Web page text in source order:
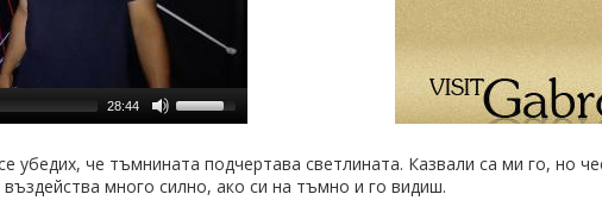
28:44
убедих, че тъмнината подчертава светлината. Казвали са ми го, но
много силно, ако си на тъмно и го видиш.